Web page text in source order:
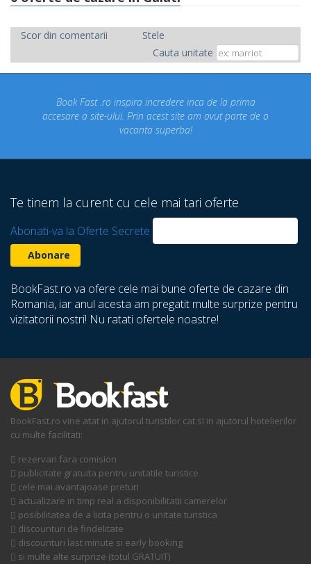
Scor din comentarii
Stele
Cauta unitate
avut parte de o
Concediul nostru rezervat prin site-ul
un concediu de vis. Am vizitat locuri
despre care nu stiam ca exista!
Te tinem la curent cu cele mai tari oferte
Abonati-va la Oferte Secrete
BookFast.ro va ofere cele mai bune oferte de cazare din
Romania, iar anul acesta am pregatit multe surprize pentru
vizitatorii nostri! Nu ratati ofertele noastre!
BookFast.ro vine atat in ajutorul turistilor cat si in ajutorul hotelierilor
cu multe facilitati:
rezervari fara comision
publicitate gratuita pentru unitatile turistice
cele mai avantajoase preturi
actualizare in timp real a disponibilitatii camerelor
posibilitatea de a licita pentru o unitate turistica
discounturi de findelitate
discounturi last minute si early booking
si multe alte surprize (totul GRATUIT)